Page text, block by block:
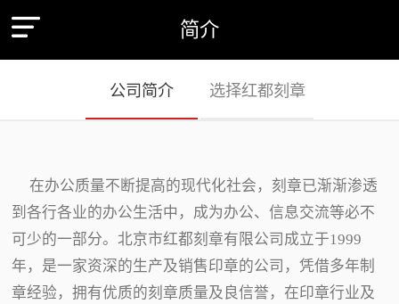
简介
公司简介 选择红都刻章
在办公质量不断提高的现代化社会，刻章已渐渐渗透
到各行各业的办公生活中，成为办公、信息交流等必不
可少的一部分。北京市红都刻章有限公司成立于1999
年，是一家资深的生产及销售印章的公司，凭借多年制
章经验，拥有优质的刻章质量及良信誉，在印章行业及